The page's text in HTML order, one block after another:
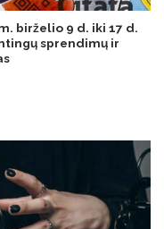
birželio 9 d. iki 17 d.
sprendimų ir